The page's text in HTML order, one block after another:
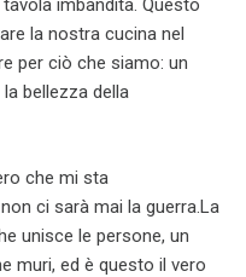
imbandita. Questo
la nostra cucina nel
per ciò che siamo: un
bellezza della
che mi sta
ci sarà mai la guerra.La
unisce le persone, un
muri, ed è questo il vero